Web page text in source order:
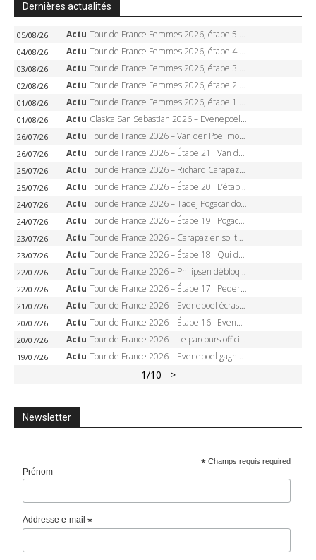
Dernières actualités
05/08/26 Actu Tour de France Femmes 2026, étape 5 – Demi Vollering gagne à Belleville, Reusser en jaune, Ferrand-Prévot coule
04/08/26 Actu Tour de France Femmes 2026, étape 4 – Marlen Reusser écrase le chrono, Ferrand-Prévot en crise
03/08/26 Actu Tour de France Femmes 2026, étape 3 – Sigrid Haugset en solitaire, 88 km d’échappée, maillot jaune
02/08/26 Actu Tour de France Femmes 2026, étape 2 – Lorena Wiebes doublé à Genève, Markus héroïque, 7e record
01/08/26 Actu Tour de France Femmes 2026, étape 1 – Lorena Wiebes intouchable à Lausanne, premier maillot jaune
01/08/26 Actu Clasica San Sebastian 2026 – Evenepoel recordman, 4e victoire, Carapaz battu au sprint
26/07/26 Actu Tour de France 2026 – Van der Poel monumental à Paris, Pogacar égale le record des cinq sacres
26/07/26 Actu Tour de France 2026 – Étape 21 : Van der Poel, Pogacar, qui succédera à Wout van Aert sur les Champs-Elysées ?
25/07/26 Actu Tour de France 2026 – Richard Carapaz roi des Alpes, doublé et maillot à pois, Seixas perd le podium
25/07/26 Actu Tour de France 2026 – Étape 20 : L’étape reine, Galibier, Sarenne, Alpe d’Huez, qui succédera à Pogacar ?
24/07/26 Actu Tour de France 2026 – Tadej Pogacar dompte l’Alpe d’Huez, 5e victoire, record de Pantani pulvérisé
24/07/26 Actu Tour de France 2026 – Étape 19 : Pogacar peut-il enfin dompter l’Alpe d’Huez ?
23/07/26 Actu Tour de France 2026 – Carapaz en solitaire à Orcières-Merlette, Paret-Peintre à un point du maillot à pois
23/07/26 Actu Tour de France 2026 – Étape 18 : Qui domptera Orcières-Merlette, première marche vers l’Alpe d’Huez ?
22/07/26 Actu Tour de France 2026 – Philipsen débloque son compteur à Voiron, Pedersen en danger pour le maillot vert
22/07/26 Actu Tour de France 2026 – Étape 17 : Pedersen peut-il verrouiller le maillot vert à Voiron ?
21/07/26 Actu Tour de France 2026 – Evenepoel écrase le chrono d’Évian, Seixas 4e, Lipowitz abandonne
20/07/26 Actu Tour de France 2026 – Étape 16 : Evenepoel, Pogacar, Ganna… qui domptera le chrono d’Évian pour redessiner le podium ?
20/07/26 Actu Tour de France 2026 – Le parcours officiel complet : 21 étapes, profils, carte et dates
19/07/26 Actu Tour de France 2026 – Evenepoel gagne à Solaison, Vingegaard abandonne, Pogacar toujours en jaune
1/10 >
Newsletter
* Champs requis required
Prénom
Addresse e-mail*